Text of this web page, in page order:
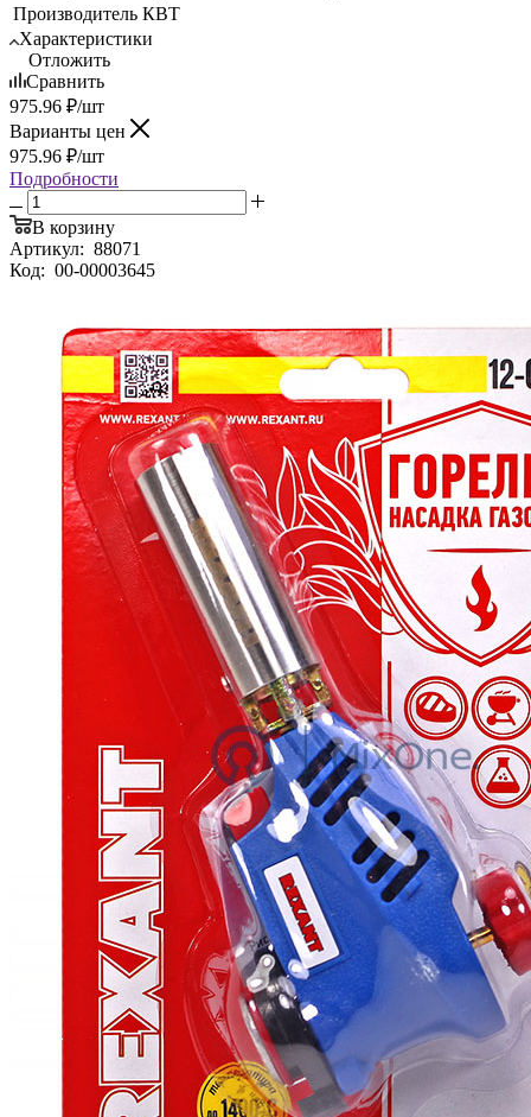
Производитель КВТ
Характеристики
Отложить
Сравнить
975.96 ₽/шт
Варианты цен
975.96 ₽/шт
Подробности
В корзину
Артикул: 88071
Код: 00-00003645